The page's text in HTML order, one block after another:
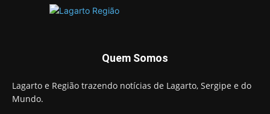
Quem Somos
Lagarto e Região trazendo notícias de Lagarto, Sergipe e do
Mundo.